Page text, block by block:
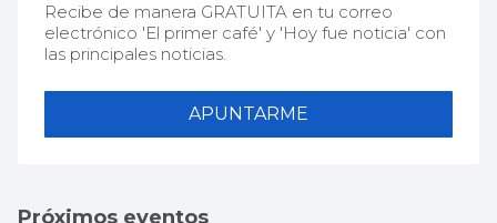
Recibe de manera GRATUITA en tu correo
electrónico 'El primer café' y 'Hoy fue noticia' con
las principales noticias.
APUNTARME
Próximos eventos